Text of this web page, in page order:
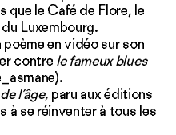
que le Café de Flore, le
Luxembourg.
en vidéo sur son
contre le fameux blues
).
l’âge, paru aux éditions
à se réinventer à tous les